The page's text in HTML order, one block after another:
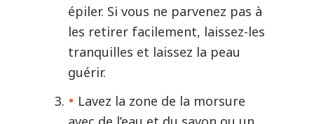
épiler. Si vous ne parvenez pas à
les retirer facilement, laissez-les
tranquilles et laissez la peau
guérir.
Lavez la zone de la morsure